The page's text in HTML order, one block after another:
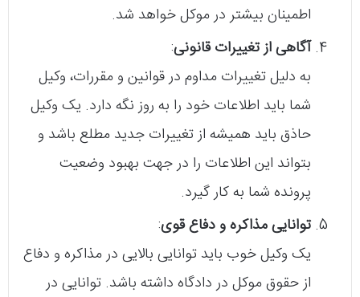
اطمینان بیشتر در موکل خواهد شد.
آگاهی از تغییرات قانونی:
به دلیل تغییرات مداوم در قوانین و مقررات، وکیل
شما باید اطلاعات خود را به روز نگه دارد. یک وکیل
حاذق باید همیشه از تغییرات جدید مطلع باشد و
بتواند این اطلاعات را در جهت بهبود وضعیت
پرونده شما به کار گیرد.
توانایی مذاکره و دفاع قوی:
یک وکیل خوب باید توانایی بالایی در مذاکره و دفاع
از حقوق موکل در دادگاه داشته باشد. توانایی در